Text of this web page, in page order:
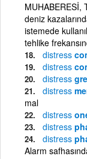
MUHABERESİ,
deniz
istemede
tehlike
distress
distress
distress
distress
mal
distress
distress
distress
Alarm